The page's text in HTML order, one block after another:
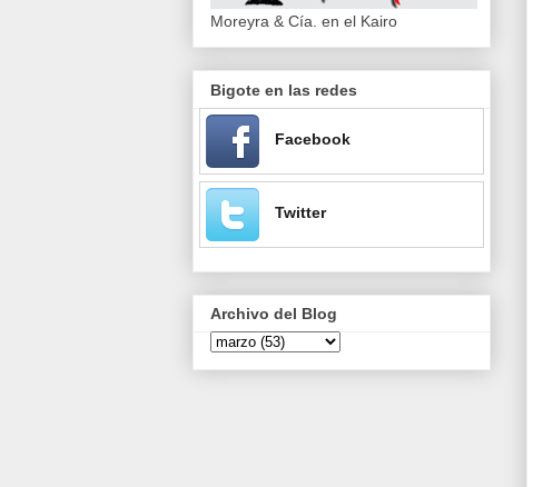
Moreyra & Cía. en el Kairo
Bigote en las redes
Facebook
Twitter
Archivo del Blog